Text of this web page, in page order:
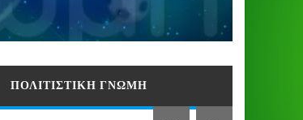
ΠΟΛΙΤΙΣΤΙΚΗ ΓΝΩΜΗ